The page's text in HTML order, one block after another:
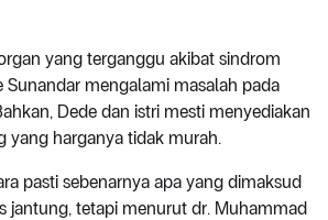
yang terganggu akibat sindrom
Sunandar mengalami masalah pada
Dede dan istri mesti menyediakan
yang harganya tidak murah.
pasti sebenarnya apa yang dimaksud
jantung, tetapi menurut dr. Muhammad